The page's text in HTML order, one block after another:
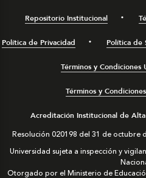
Repositorio Institucional
Política de Privacidad Política de
Términos y Condiciones
Términos y
Acreditación Institucional de
Resolución 020198 del 31 de
Universidad sujeta a inspección y
Otorgado por el Ministerio de